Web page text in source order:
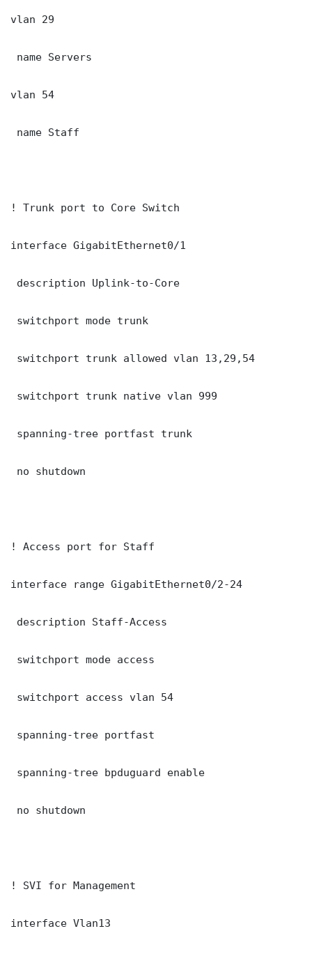
vlan 29
name Servers
vlan 54
name Staff
! Trunk port to Core Switch
interface GigabitEthernet0/1
description Uplink-to-Core
switchport mode trunk
switchport trunk allowed vlan 13,29,54
switchport trunk native vlan 999
spanning-tree portfast trunk
no shutdown
! Access port for Staff
interface range GigabitEthernet0/2-24
description Staff-Access
switchport mode access
switchport access vlan 54
spanning-tree portfast
spanning-tree bpduguard enable
no shutdown
! SVI for Management
interface Vlan13